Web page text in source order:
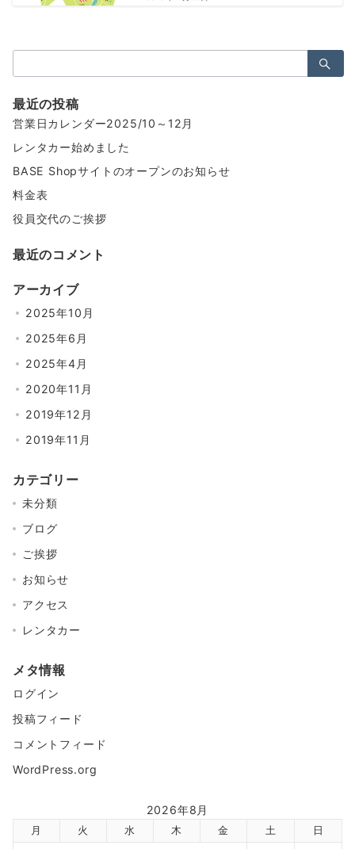
索：
最近の投稿
営業日カレンダー2025/10～12月
レンタカー始めました
BASE Shopサイトのオープンのお知らせ
料金表
役員交代のご挨拶
最近のコメント
アーカイブ
2025年10月
2025年6月
2025年4月
2020年11月
2019年12月
2019年11月
カテゴリー
未分類
ブログ
ご挨拶
お知らせ
アクセス
レンタカー
メタ情報
ログイン
投稿フィード
コメントフィード
WordPress.org
2026年8月
月 火 水 木 金 土
日